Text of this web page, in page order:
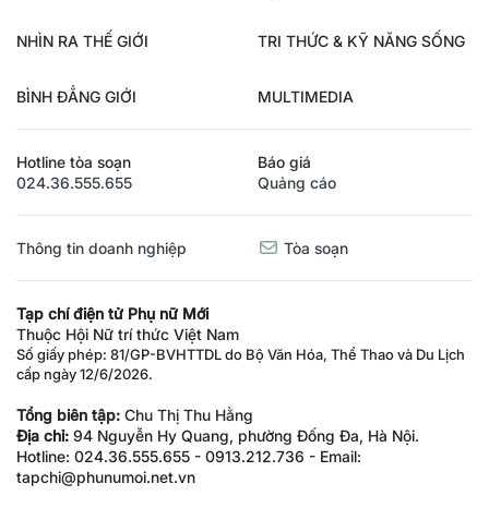
NHÌN RA THẾ GIỚI TRI THỨC & KỸ NĂNG SỐNG
BÌNH ĐẲNG GIỚI MULTIMEDIA
Hotline tòa soạn
024.36.555.655
Báo giá
Quảng cáo
Thông tin doanh nghiệp Tòa soạn
Tạp chí điện tử Phụ nữ Mới
Thuộc Hội Nữ trí thức Việt Nam
Số giấy phép: 81/GP-BVHTTDL do Bộ Văn Hóa, Thể Thao và Du Lịch
cấp ngày 12/6/2026.
Tổng biên tập: Chu Thị Thu Hằng
Địa chỉ: 94 Nguyễn Hy Quang, phường Đống Đa, Hà Nội.
Hotline: 024.36.555.655 - 0913.212.736 - Email:
tapchi@phunumoi.net.vn